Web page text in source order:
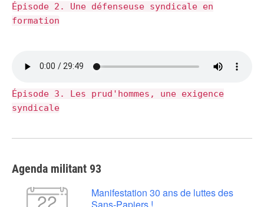
Épisode 2. Une défenseuse syndicale en
formation
Épisode 3. Les prud'hommes, une exigence
syndicale
Agenda militant 93
22
Manifestation 30 ans de luttes des
Sans-Papiers !